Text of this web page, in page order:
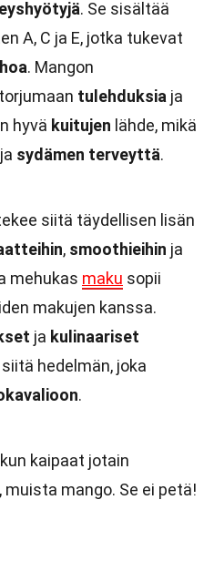
. Se sisältää
A, C ja E, jotka tukevat
. Mangon
tulehduksia ja
hyvä kuitujen lähde, mikä
ja sydämen terveyttä.
siitä täydellisen lisän
, smoothieihin ja
mehukas maku sopii
makujen kanssa.
ja kulinaariset
hedelmän, joka
.
kaipaat jotain
mango. Se ei petä!